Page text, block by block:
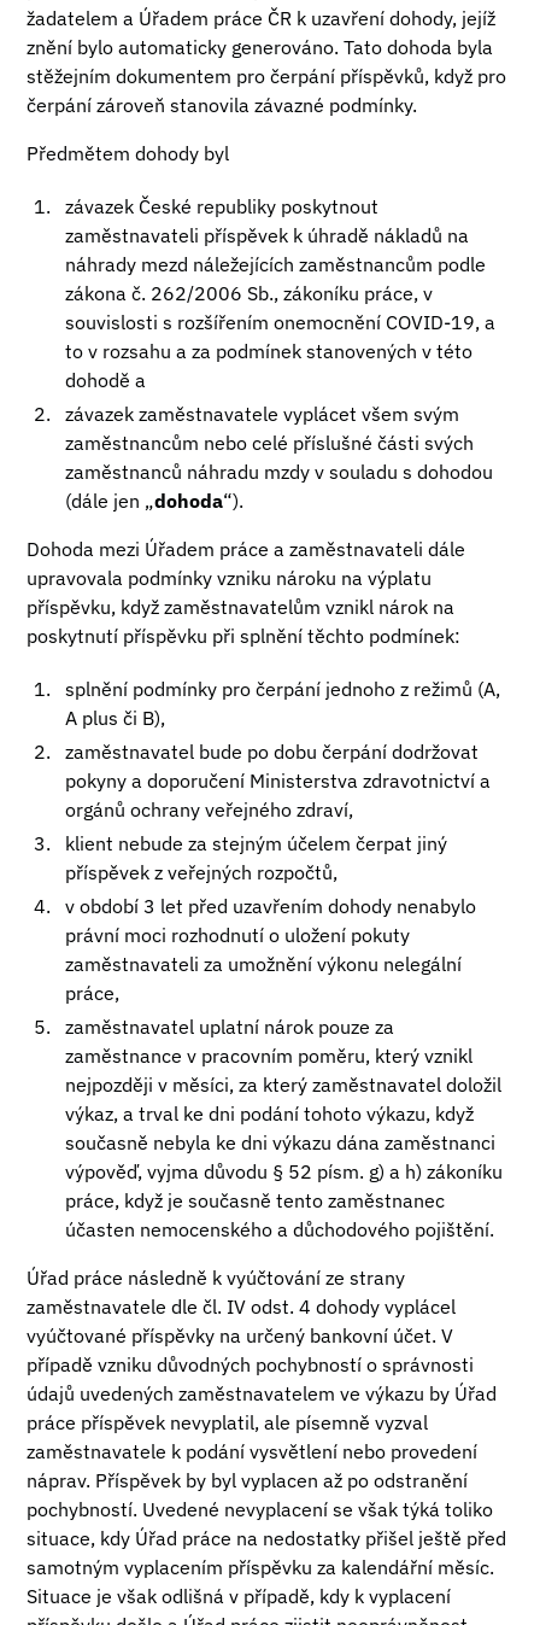
žadatelem a Úřadem práce ČR k uzavření dohody, jejíž
znění bylo automaticky generováno. Tato dohoda byla
stěžejním dokumentem pro čerpání příspěvků, když pro
čerpání zároveň stanovila závazné podmínky.
Předmětem dohody byl
závazek České republiky poskytnout
zaměstnavateli příspěvek k úhradě nákladů na
náhrady mezd náležejících zaměstnancům podle
zákona č. 262/2006 Sb., zákoníku práce, v
souvislosti s rozšířením onemocnění COVID-19, a
to v rozsahu a za podmínek stanovených v této
dohodě a
závazek zaměstnavatele vyplácet všem svým
zaměstnancům nebo celé příslušné části svých
zaměstnanců náhradu mzdy v souladu s dohodou
(dále jen „dohoda“).
Dohoda mezi Úřadem práce a zaměstnavateli dále
upravovala podmínky vzniku nároku na výplatu
příspěvku, když zaměstnavatelům vznikl nárok na
poskytnutí příspěvku při splnění těchto podmínek:
splnění podmínky pro čerpání jednoho z režimů (A,
A plus či B),
zaměstnavatel bude po dobu čerpání dodržovat
pokyny a doporučení Ministerstva zdravotnictví a
orgánů ochrany veřejného zdraví,
klient nebude za stejným účelem čerpat jiný
příspěvek z veřejných rozpočtů,
v období 3 let před uzavřením dohody nenabylo
právní moci rozhodnutí o uložení pokuty
zaměstnavateli za umožnění výkonu nelegální
práce,
zaměstnavatel uplatní nárok pouze za
zaměstnance v pracovním poměru, který vznikl
nejpozději v měsíci, za který zaměstnavatel doložil
výkaz, a trval ke dni podání tohoto výkazu, když
současně nebyla ke dni výkazu dána zaměstnanci
výpověď, vyjma důvodu § 52 písm. g) a h) zákoníku
práce, když je současně tento zaměstnanec
účasten nemocenského a důchodového pojištění.
Úřad práce následně k vyúčtování ze strany
zaměstnavatele dle čl. IV odst. 4 dohody vyplácel
vyúčtované příspěvky na určený bankovní účet. V
případě vzniku důvodných pochybností o správnosti
údajů uvedených zaměstnavatelem ve výkazu by Úřad
práce příspěvek nevyplatil, ale písemně vyzval
zaměstnavatele k podání vysvětlení nebo provedení
náprav. Příspěvek by byl vyplacen až po odstranění
pochybností. Uvedené nevyplacení se však týká toliko
situace, kdy Úřad práce na nedostatky přišel ještě před
samotným vyplacením příspěvku za kalendářní měsíc.
Situace je však odlišná v případě, kdy k vyplacení